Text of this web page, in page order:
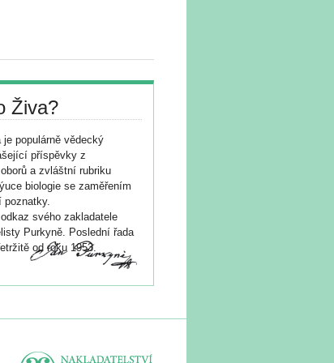
Živa?
je populárně vědecký
příspěvky z
a zvláštní rubriku
biologie se zaměřením
poznatky.
svého zakladatele
Purkyně. Poslední řada
od roku 1953.